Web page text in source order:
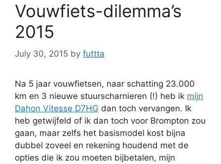
Vouwfiets-dilemma’s
2015
July 30, 2015 by futtta
Na 5 jaar vouwfietsen, naar schatting 23.000
km en 3 nieuwe stuurscharnieren (!) heb ik mijn
Dahon Vitesse D7HG dan toch vervangen. Ik
heb getwijfeld of ik dan toch voor Brompton zou
gaan, maar zelfs het basismodel kost bijna
dubbel zoveel en rekening houdend met de
opties die ik zou moeten bijbetalen, mijn